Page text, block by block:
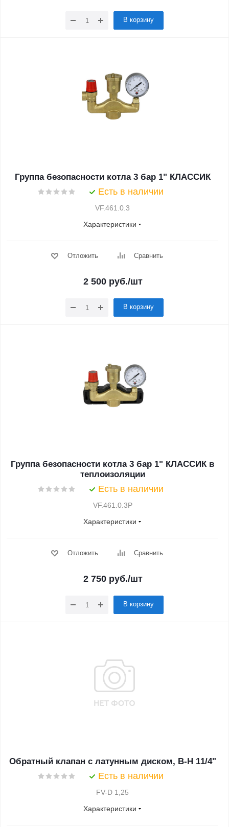
В корзину
Группа безопасности котла 3 бар 1" КЛАССИК
Есть в наличии
VF.461.0.3
Характеристики
Отложить Сравнить
2 500руб./шт
В корзину
Группа безопасности котла 3 бар 1" КЛАССИК в
теплоизоляции
Есть в наличии
VF.461.0.3P
Характеристики
Отложить Сравнить
2 750руб./шт
В корзину
Обратный клапан с латунным диском, В-Н 11/4"
Есть в наличии
FV-D 1,25
Характеристики